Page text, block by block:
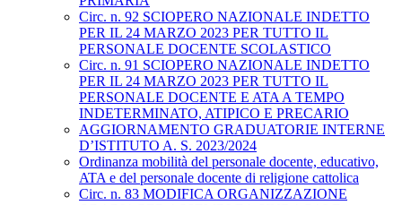
Circ. n. 92 SCIOPERO NAZIONALE INDETTO
PER IL 24 MARZO 2023 PER TUTTO IL
PERSONALE DOCENTE SCOLASTICO
Circ. n. 91 SCIOPERO NAZIONALE INDETTO
PER IL 24 MARZO 2023 PER TUTTO IL
PERSONALE DOCENTE E ATA A TEMPO
INDETERMINATO, ATIPICO E PRECARIO
AGGIORNAMENTO GRADUATORIE INTERNE
D’ISTITUTO A. S. 2023/2024
Ordinanza mobilità del personale docente, educativo,
ATA e del personale docente di religione cattolica
Circ. n. 83 MODIFICA ORGANIZZAZIONE